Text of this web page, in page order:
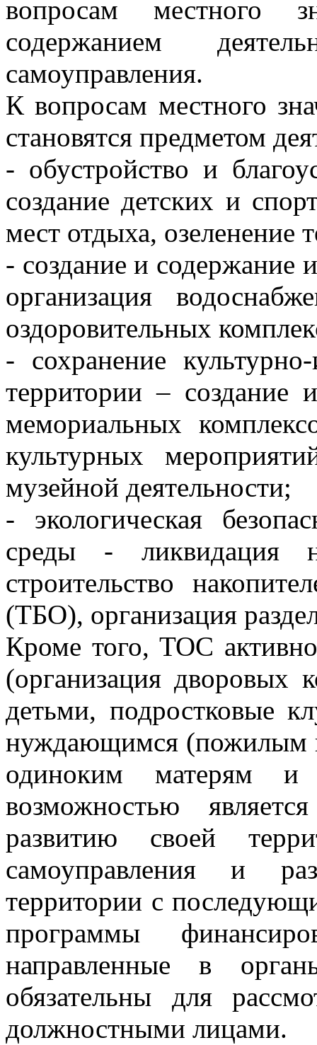
вопросам местного
содержанием
самоуправления.
К вопросам местного
становятся предметом
- обустройство и
создание детских и
мест отдыха, озеленение
- создание и содержание
организация
оздоровительных
- сохранение
территории – создание
мемориальных
культурных
музейной деятельности;
- экологическая
среды - ликвидация
строительство
(ТБО), организация
Кроме того, ТОС
(организация дворовых
детьми, подростковые
нуждающимся (пожилым
одиноким матерям
возможностью
развитию своей
самоуправления и
территории с
программы
направленные в
обязательны для
должностными лицами.